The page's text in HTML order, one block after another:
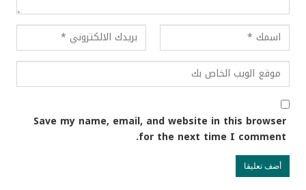
Save my name, email, and website in this browser
for the next time I comment.